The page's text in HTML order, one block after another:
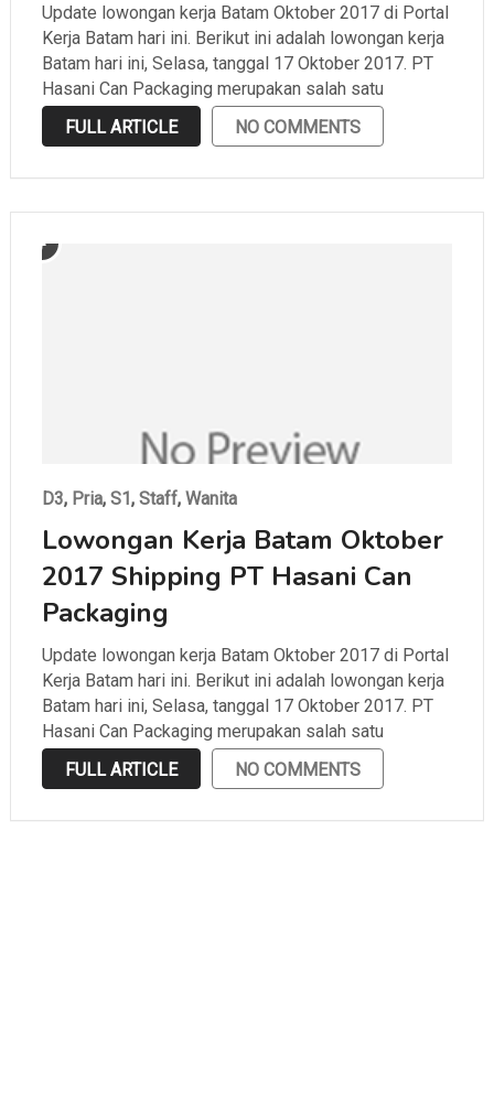
Update lowongan kerja Batam Oktober 2017 di Portal
Kerja Batam hari ini. Berikut ini adalah lowongan kerja
Batam hari ini, Selasa, tanggal 17 Oktober 2017. PT
Hasani Can Packaging merupakan salah satu
perusahaan di Batam yang bergerak di bidang
packaging dan berlokasi di Batam Center Batam,
FULL ARTICLE NO COMMENTS
D3, Pria, S1, Staff, Wanita
Lowongan Kerja Batam Oktober
2017 Shipping PT Hasani Can
Packaging
Update lowongan kerja Batam Oktober 2017 di Portal
Kerja Batam hari ini. Berikut ini adalah lowongan kerja
Batam hari ini, Selasa, tanggal 17 Oktober 2017. PT
Hasani Can Packaging merupakan salah satu
perusahaan di Batam yang bergerak di bidang
packaging dan berlokasi di Batam Center Batam,
FULL ARTICLE NO COMMENTS